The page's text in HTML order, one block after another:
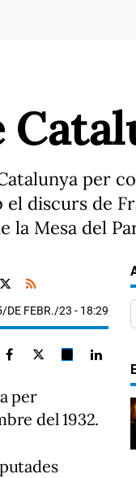
per
discurs de
la Mesa del
DE FEBR./23 - 18:29
per
del 1932.